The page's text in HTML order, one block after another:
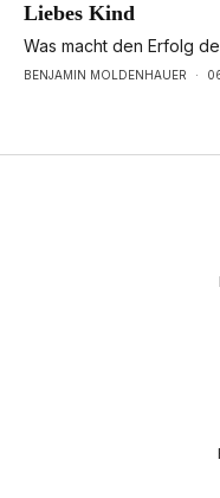
Liebes Kind
Was macht den Erfolg
BENJAMIN MOLDENHAUER ·